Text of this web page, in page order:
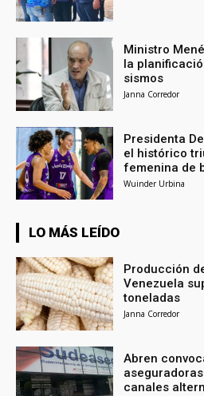
Ministro
la
sismos
Janna Corredor
Presidenta
el histórico
femenina de
Wuinder Urbina
LO MÁS LEÍDO
Producción
Venezuela
toneladas
Janna Corredor
Abren
canales